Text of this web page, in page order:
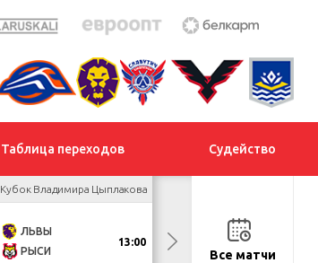
Таблица переходов Судейство
Кубок Владимира Цыплакова
ЛЬВЫ
РЫСИ
13:00
РЫЦАРИВсе матчи